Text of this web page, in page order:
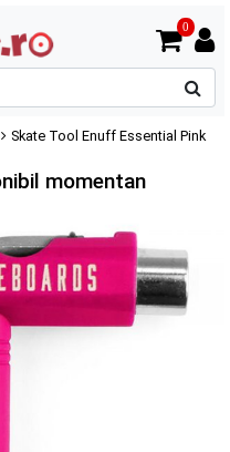
0
Skate Tool Enuff Essential Pink
momentan